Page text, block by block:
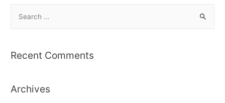
r
f
Recent Comments
Archives